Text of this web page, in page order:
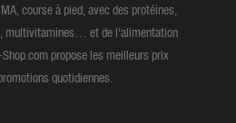
course à pied, avec des protéines,
multivitamines… et de l'alimentation
propose les meilleurs prix
quotidiennes.